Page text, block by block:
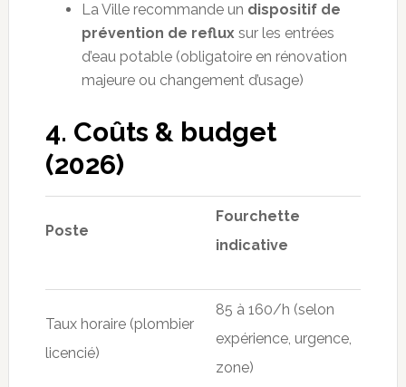
La Ville recommande un dispositif de
prévention de refluxsur les entrées
d’eau potable (obligatoire en rénovation
majeure ou changement d’usage)
4. Coûts & budget
(2026)
Poste
Fourchette
indicative
Taux horaire (plombier
licencié)
85 à 160/h (selon
expérience, urgence,
zone)